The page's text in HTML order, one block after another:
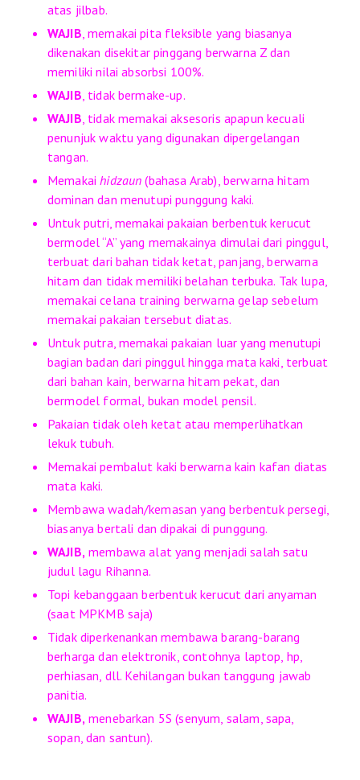
atas jilbab.
WAJIB , memakai pita fleksible yang biasanya
dikenakan disekitar pinggang berwarna Z dan
memiliki nilai absorbsi 100%.
WAJIB , tidak bermake-up.
WAJIB , tidak memakai aksesoris apapun kecuali
penunjuk waktu yang digunakan dipergelangan
tangan.
Memakaihidzaun(bahasa Arab), berwarna hitam
dominan dan menutupi punggung kaki.
Untuk putri, memakai pakaian berbentuk kerucut
bermodel “A” yang memakainya dimulai dari pinggul,
terbuat dari bahan tidak ketat, panjang, berwarna
hitam dan tidak memiliki belahan terbuka. Tak lupa,
memakai celana training berwarna gelap sebelum
memakai pakaian tersebut diatas.
Untuk putra, memakai pakaian luar yang menutupi
bagian badan dari pinggul hingga mata kaki, terbuat
dari bahan kain, berwarna hitam pekat, dan
bermodel formal, bukan model pensil.
Pakaian tidak oleh ketat atau memperlihatkan
lekuk tubuh.
Memakai pembalut kaki berwarna kain kafan diatas
mata kaki.
Membawa wadah/kemasan yang berbentuk persegi,
biasanya bertali dan dipakai di punggung.
WAJIB, membawa alat yang menjadi salah satu
judul lagu Rihanna.
Topi kebanggaan berbentuk kerucut dari anyaman
(saat MPKMB saja)
Tidak diperkenankan membawa barang-barang
berharga dan elektronik, contohnya laptop, hp,
perhiasan, dll. Kehilangan bukan tanggung jawab
panitia.
WAJIB, menebarkan 5S (senyum, salam, sapa,
sopan, dan santun).